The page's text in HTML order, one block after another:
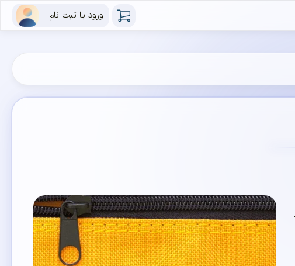
ورود یا ثبت نام